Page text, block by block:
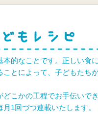
的なことです。正しい食
とによって、子どもたち
こかの工程でお手伝いで
1回づつ連載いたします。